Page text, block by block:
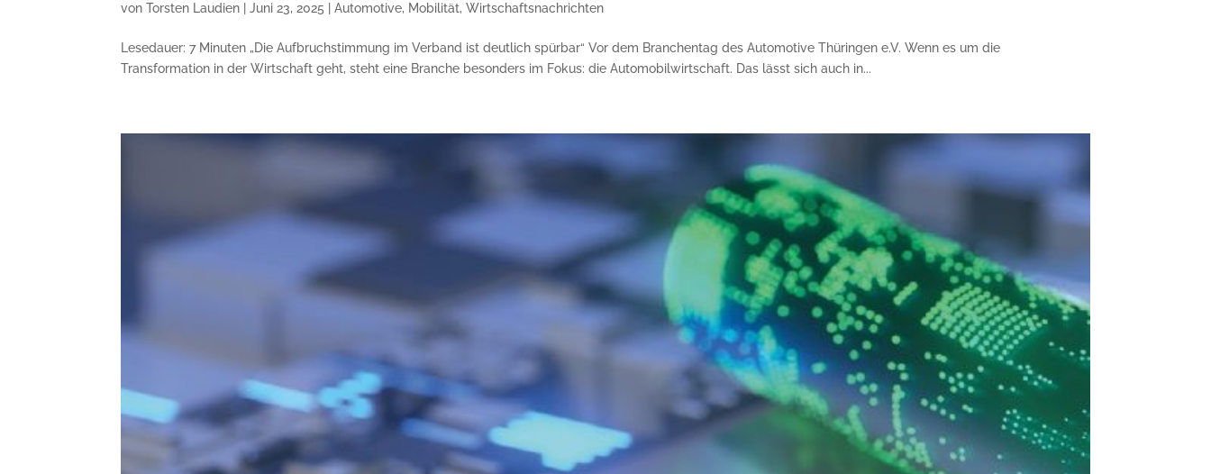
vonTorsten Laudien |Juni 23, 2025 |Automotive, Mobilität,Wirtschaftsnachrichten
Lesedauer: 7 Minuten „Die Aufbruchstimmung im Verband ist deutlich spürbar“ Vor dem Branchentag des Automotive Thüringen e.V. Wenn es um die
Transformation in der Wirtschaft geht, steht eine Branche besonders im Fokus: die Automobilwirtschaft. Das lässt sich auch in...